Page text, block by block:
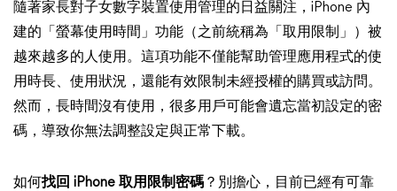
隨著家長對子女數字裝置使用管理的日益關注，iPhone 內
建的「螢幕使用時間」功能（之前統稱為「取用限制」）被
越來越多的人使用。這項功能不僅能幫助管理應用程式的使
用時長、使用狀況，還能有效限制未經授權的購買或訪問。
然而，長時間沒有使用，很多用戶可能會遺忘當初設定的密
碼，導致你無法調整設定與正常下載。
如何 找回 iPhone 取用限制密碼 ？別擔心，目前已經有可靠